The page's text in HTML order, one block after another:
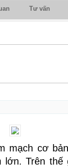
Tư vấn
mạch cơ
Trên thế